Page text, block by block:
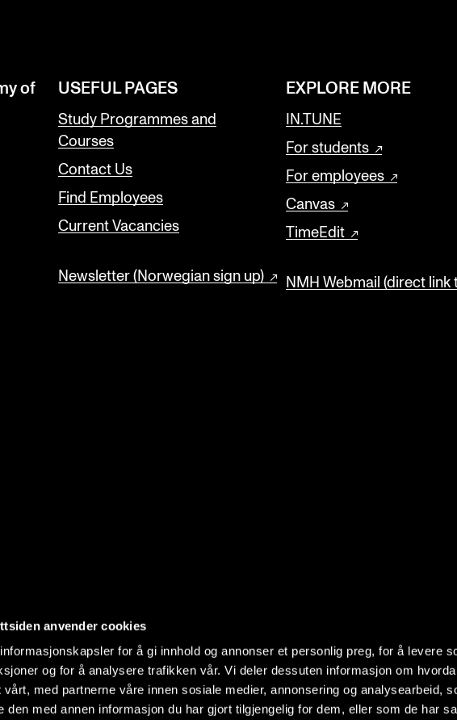
anvender cookies
for å gi innhold og annonser et personlig preg, for å levere
og for å analysere trafikken vår. Vi deler dessuten informasjon om
vårt, med partnerne våre innen sosiale medier, annonsering og analysearbeid,
den med annen informasjon du har gjort tilgjengelig for dem, eller som de har
of
USEFUL PAGES
Study Programmes and
Courses
Contact Us
Find Employees
Current Vacancies
Newsletter (Norwegian sign up)
EXPLORE MORE
IN.TUNE
For students
For employees
Canvas
TimeEdit
NMH Webmail (direct link